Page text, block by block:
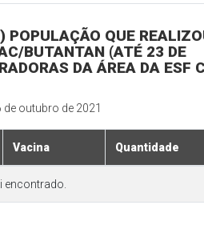
POPULAÇÃO QUE
BUTANTAN (ATÉ 23 DE
DA ÁREA DA ESF
de outubro de 2021
Vacina Quantidade
encontrado.